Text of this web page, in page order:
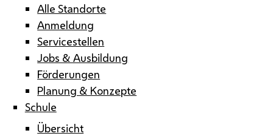
Alle Standorte
Anmeldung
Servicestellen
Jobs & Ausbildung
Förderungen
Planung & Konzepte
Schule
Übersicht